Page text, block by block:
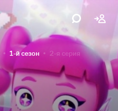
1-й сезон 2-я серия